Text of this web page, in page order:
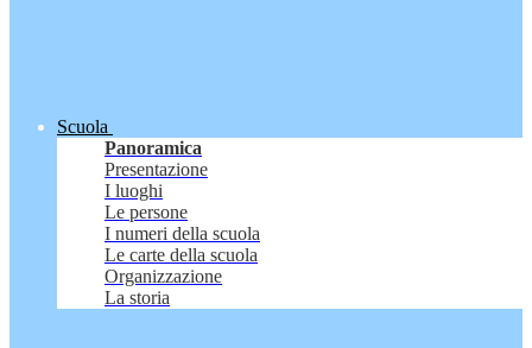
Scuola
Panoramica
Presentazione
I luoghi
Le persone
I numeri della scuola
Le carte della scuola
Organizzazione
La storia